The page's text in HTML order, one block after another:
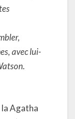
avec lui-
Agatha